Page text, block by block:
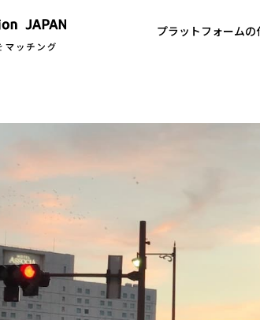
プラットフォームの